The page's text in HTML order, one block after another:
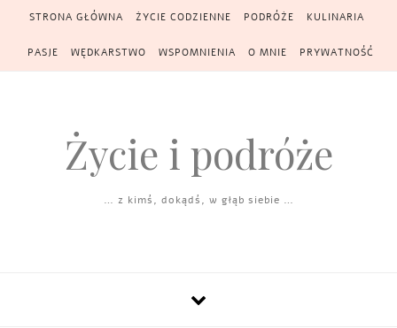
Skip to content
STRONA GŁÓWNA ŻYCIE CODZIENNE PODRÓŻE KULINARIA
PASJE WĘDKARSTWO WSPOMNIENIA O MNIE PRYWATNOŚĆ
Życie i podróże
… z kimś, dokądś, w głąb siebie …